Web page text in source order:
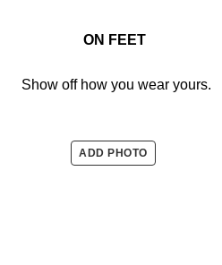
ON FEET
Show off how you wear yours.
ADD PHOTO